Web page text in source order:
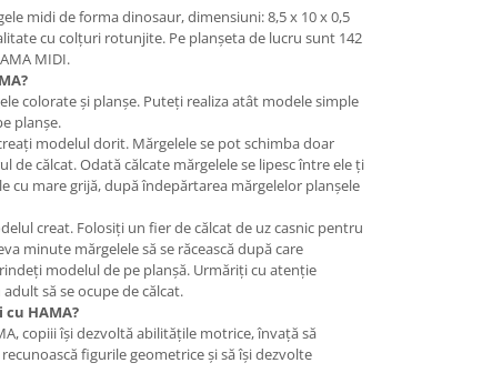
midi de forma dinosaur, dimensiuni: 8,5 x 10 x 0,5
cu colțuri rotunjite. Pe planșeta de lucru sunt 142
MIDI.
colorate și planșe. Puteți realiza atât modele simple
planșe.
modelul dorit. Mărgelele se pot schimba doar
de călcat. Odată călcate mărgelele se lipesc între ele ți
cu mare grijă, după îndepărtarea mărgelelor planșele
creat. Folosiți un fier de călcat de uz casnic pentru
minute mărgelele să se răcească după care
modelul de pe planșă. Urmăriți cu atenție
să se ocupe de călcat.
HAMA?
copiii își dezvoltă abilitățile motrice, învață să
figurile geometrice și să își dezvolte